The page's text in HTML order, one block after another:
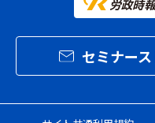
セミナー